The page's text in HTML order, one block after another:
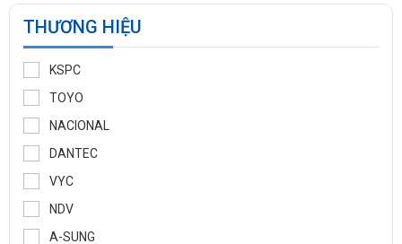
THƯƠNG HIỆU
KSPC
TOYO
NACIONAL
DANTEC
VYC
NDV
A-SUNG